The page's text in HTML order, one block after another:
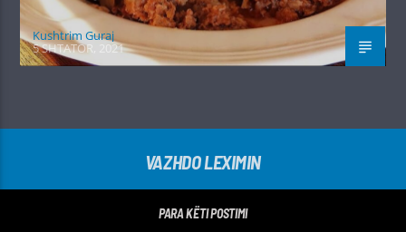
Kushtrim Guraj
5 SHTATOR, 2021
VAZHDO LEXIMIN
PARA KËTI POSTIMI